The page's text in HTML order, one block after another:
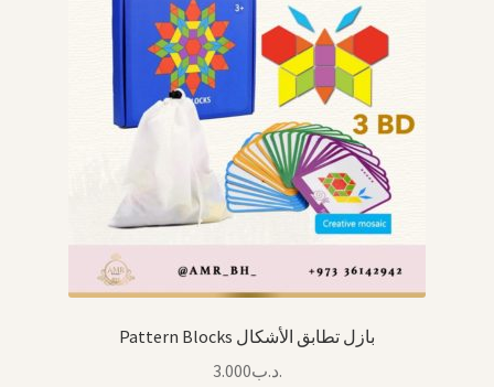
Pattern Blocks بازل تطابق الأشكال
.د.ب3.000